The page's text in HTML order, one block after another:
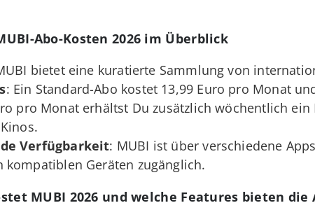
Abo-Kosten 2026 im Überblick
bietet eine kuratierte Sammlung von
: Ein Standard-Abo kostet 13,99 Euro pro Monat
pro Monat erhältst Du zusätzlich wöchentlich
Verfügbarkeit: MUBI ist über verschiedene
kompatiblen Geräten zugänglich.
MUBI 2026 und welche Features bieten die